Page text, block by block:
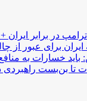
در برابر ایران +
برای عبور
خسارات به
تا بن‌بست راهبردی